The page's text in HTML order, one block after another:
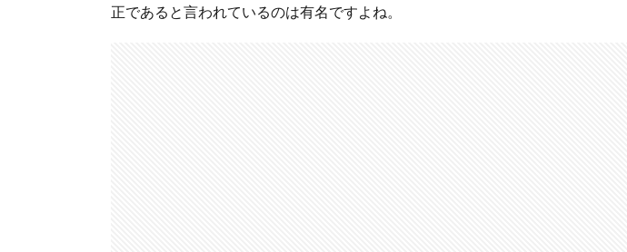
正であると言われているのは有名ですよね。